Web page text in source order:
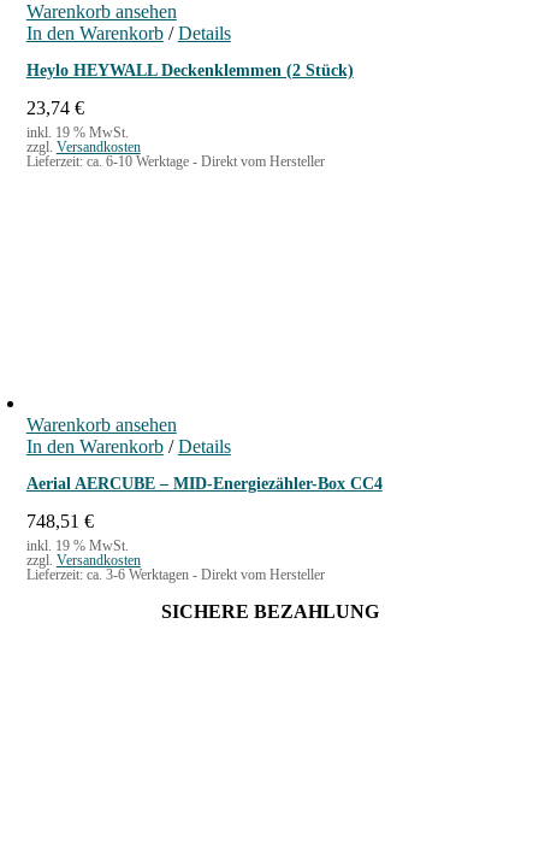
Warenkorb ansehen
In den Warenkorb / Details
Heylo HEYWALL Deckenklemmen (2 Stück)
23,74 €
inkl. 19 % MwSt.
zzgl. Versandkosten
Lieferzeit: ca. 6-10 Werktage - Direkt vom Hersteller
Warenkorb ansehen
In den Warenkorb / Details
Aerial AERCUBE – MID-Energiezähler-Box CC4
748,51 €
inkl. 19 % MwSt.
zzgl. Versandkosten
Lieferzeit: ca. 3-6 Werktagen - Direkt vom Hersteller
SICHERE BEZAHLUNG